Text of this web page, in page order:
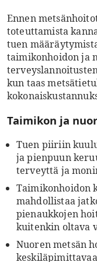
Ennen
toteuttamista
tuen
taimikonhoidon ja
kun taas
Taimikon ja
Tuen piiriin
ja pienpuun
terveyttä ja
Taimikonhoidon
mahdollistaa
pienaukkojen
kuitenkin oltava
Nuoren metsän